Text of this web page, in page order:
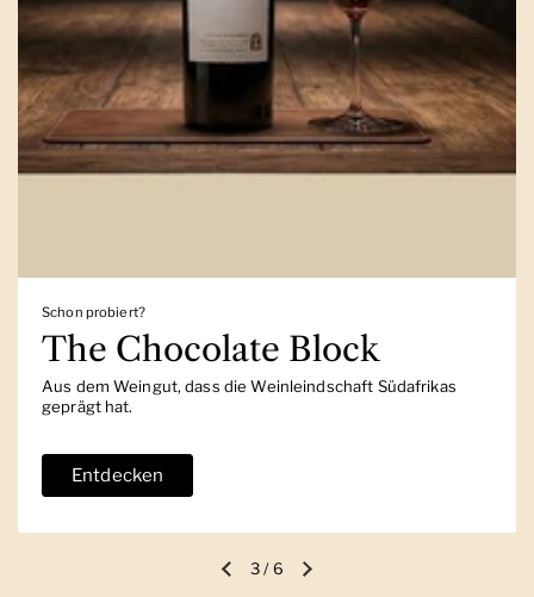
Schon probiert?
The Chocolate Block
Aus dem Weingut, dass die Weinleindschaft Südafrikas
geprägt hat.
Entdecken
Vorherige FolieNächste Folie
3/6